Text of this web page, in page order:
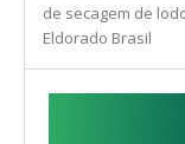
de secagem de
Eldorado Brasil